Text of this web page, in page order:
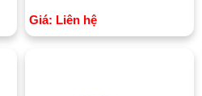
Giá: Liên hệ